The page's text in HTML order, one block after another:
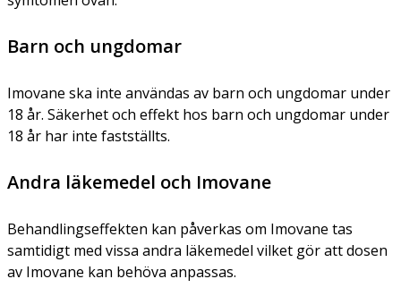
Barn och ungdomar
Imovane ska inte användas av barn och ungdomar under
18 år. Säkerhet och effekt hos barn och ungdomar under
18 år har inte fastställts.
Andra läkemedel och Imovane
Behandlingseffekten kan påverkas om Imovane tas
samtidigt med vissa andra läkemedel vilket gör att dosen
av Imovane kan behöva anpassas.